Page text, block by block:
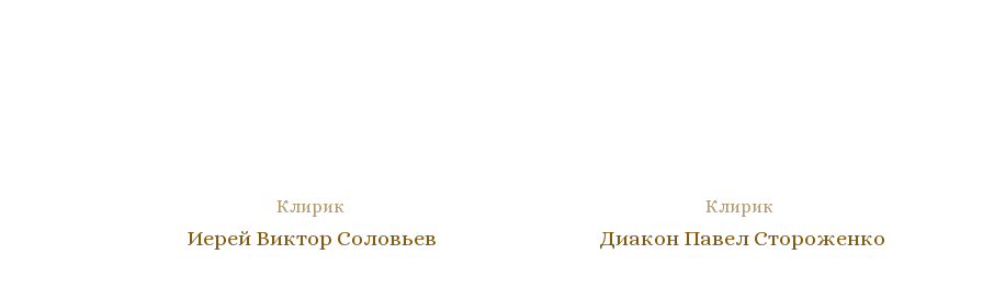
Клирик
Диакон Павел Стороженко
Клирик
Иерей Виктор Соловьев